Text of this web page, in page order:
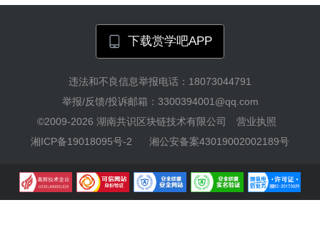
下载赏学吧APP
违法和不良信息举报电话：18073044791
举报/反馈/投诉邮箱：3300394001@qq.com
©2009-2026 湖南共识区块链技术有限公司
营业执照
湘ICP备19018095号-2
湘公安备案43019002002189号